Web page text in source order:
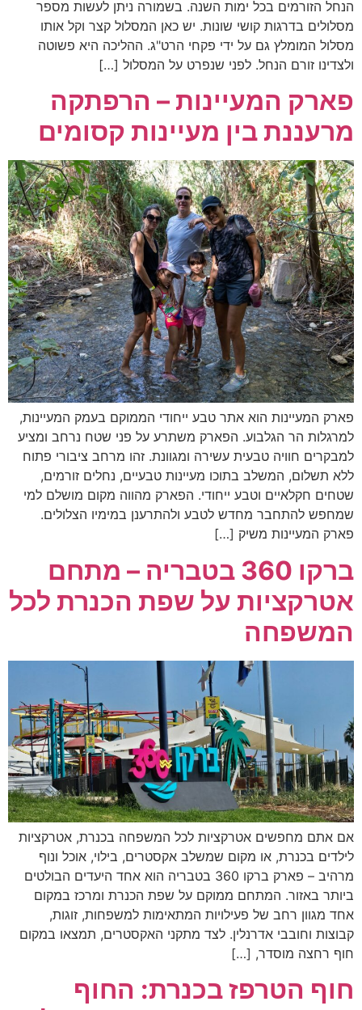
הנחל הזורמים בכל ימות השנה. בשמורה ניתן לעשות מספר
מסלולים בדרגות קושי שונות. יש כאן המסלול קצר וקל אותו
מסלול המומלץ גם על ידי פקחי הרט"ג. ההליכה היא פשוטה
ולצדינו זורם הנחל. לפני שנפרט על המסלול […]
פארק המעיינות – הרפתקה
מרעננת בין מעיינות קסומים
פארק המעיינות הוא אתר טבע ייחודי הממוקם בעמק המעיינות,
למרגלות הר הגלבוע. הפארק משתרע על פני שטח נרחב ומציע
למבקרים חוויה טבעית עשירה ומגוונת. זהו מרחב ציבורי פתוח
ללא תשלום, המשלב בתוכו מעיינות טבעיים, נחלים זורמים,
שטחים חקלאיים וטבע ייחודי. הפארק מהווה מקום מושלם למי
שמחפש להתחבר מחדש לטבע ולהתרענן במימיו הצלולים.
פארק המעיינות משיק […]
ברקו 360 בטבריה – מתחם
אטרקציות על שפת הכנרת לכל
המשפחה
אם אתם מחפשים אטרקציות לכל המשפחה בכנרת, אטרקציות
לילדים בכנרת, או מקום שמשלב אקסטרים, בילוי, אוכל ונוף
מרהיב – פארק ברקו 360 בטבריה הוא אחד היעדים הבולטים
ביותר באזור. המתחם ממוקם על שפת הכנרת ומרכז במקום
אחד מגוון רחב של פעילויות המתאימות למשפחות, זוגות,
קבוצות וחובבי אדרנלין. לצד מתקני האקסטרים, תמצאו במקום
חוף רחצה מוסדר, […]
חוף הטרפז בכנרת: החוף